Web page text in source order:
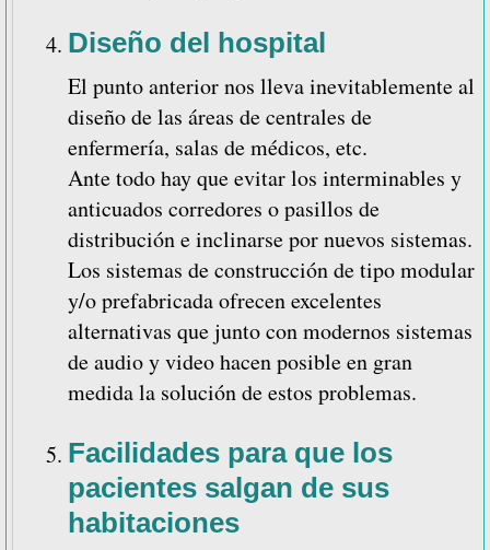
Diseño del hospital
El punto anterior nos lleva inevitablemente al
diseño de las áreas de centrales de
enfermería, salas de médicos, etc.
Ante todo hay que evitar los interminables y
anticuados corredores o pasillos de
distribución e inclinarse por nuevos sistemas.
Los sistemas de construcción de tipo modular
y/o prefabricada ofrecen excelentes
alternativas que junto con modernos sistemas
de audio y video hacen posible en gran
medida la solución de estos problemas.
Facilidades para que los
pacientes salgan de sus
habitaciones